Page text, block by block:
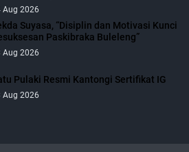
Aug 2026
Suyasa, “Disiplin dan Motivasi Kunci
Paskibraka Buleleng”
Aug 2026
Pulaki Resmi Kantongi Sertifikat IG
Aug 2026